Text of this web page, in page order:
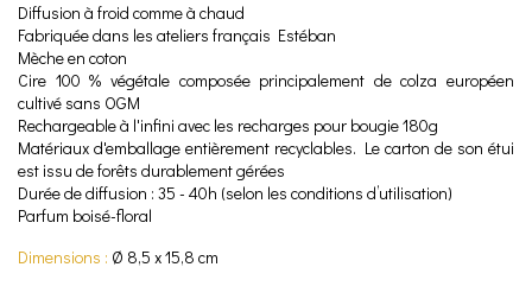
Diffusion à froid comme à chaud
Fabriquée dans les ateliers français Estéban
Mèche en coton
Cire 100 % végétale composée principalement de colza européen
cultivé sans OGM
Rechargeable à l'infini avec les recharges pour bougie 180g
Matériaux d'emballage entièrement recyclables. Le carton de son étui
est issu de forêts durablement gérées
Durée de diffusion : 35 - 40h (selon les conditions d’utilisation)
Parfum boisé-floral
Dimensions : Ø 8,5 x 15,8 cm